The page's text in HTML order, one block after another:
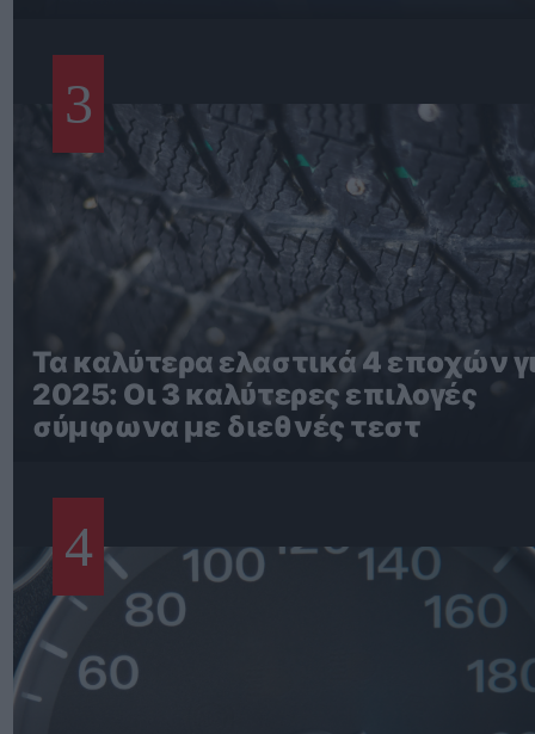
3
Τα καλύτερα ελαστικά 4 εποχών
2025: Οι 3 καλύτερες επιλογές
σύμφωνα με διεθνές τεστ
4